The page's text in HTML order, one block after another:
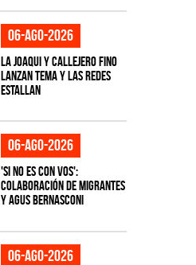
06-ago-2026
La Joaqui y Callejero Fino
lanzan tema y las redes
estallan
06-ago-2026
'Si No Es Con Vos':
colaboración de Migrantes
y Agus Bernasconi
06-ago-2026